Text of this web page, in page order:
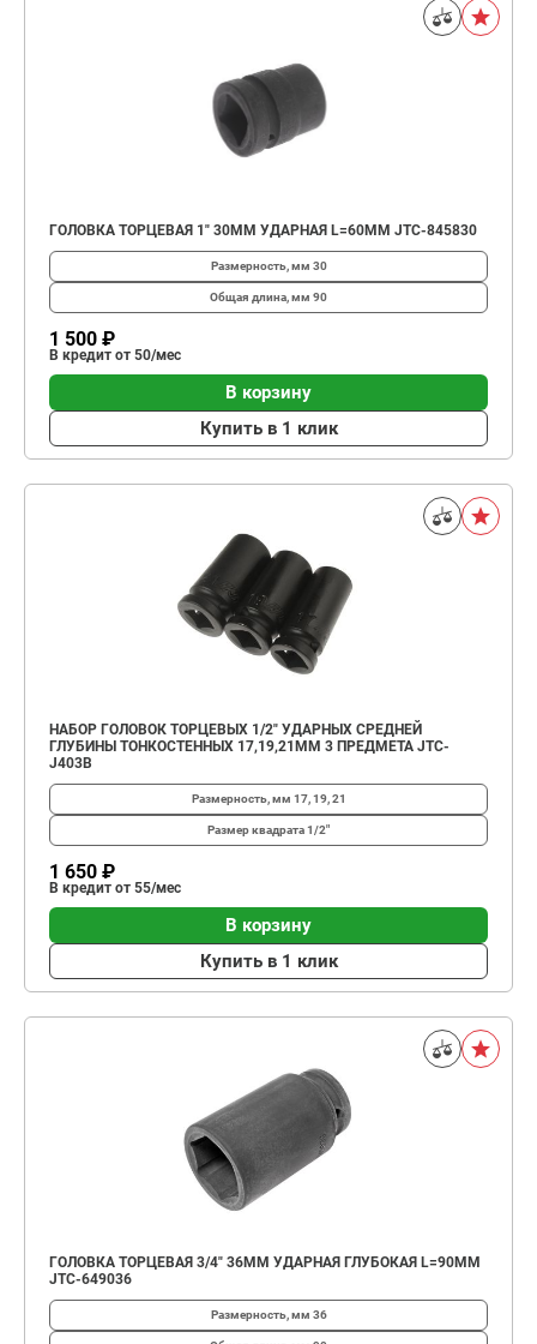
ГОЛОВКА ТОРЦЕВАЯ 1" 30ММ УДАРНАЯ L=60ММ JTC-845830
Размерность, мм 30
Общая длина, мм 90
1 500 ₽
В кредит от 50/мес
В корзину
Купить в 1 клик
НАБОР ГОЛОВОК ТОРЦЕВЫХ 1/2" УДАРНЫХ СРЕДНЕЙ
ГЛУБИНЫ ТОНКОСТЕННЫХ 17,19,21ММ 3 ПРЕДМЕТА JTC-
J403B
Размерность, мм 17, 19, 21
Размер квадрата1/2"
1 650 ₽
В кредит от 55/мес
В корзину
Купить в 1 клик
ГОЛОВКА ТОРЦЕВАЯ 3/4" 36ММ УДАРНАЯ ГЛУБОКАЯ L=90ММ
JTC-649036
Размерность, мм 36